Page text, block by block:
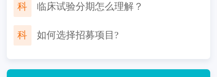
科 临床试验分期怎么理解？
科 如何选择招募项目?